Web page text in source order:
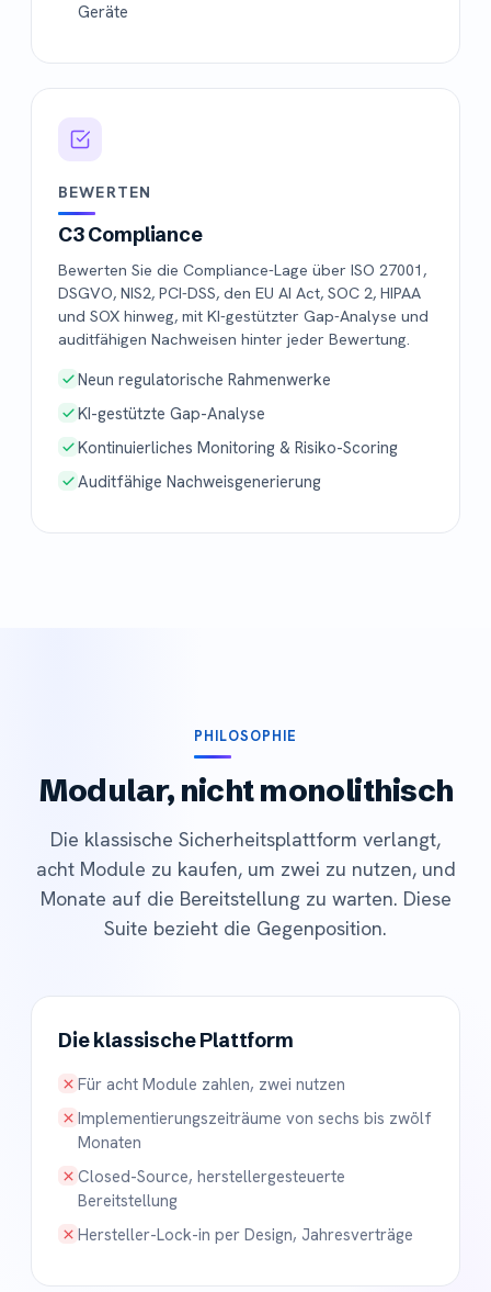
Geräte
BEWERTEN
C3 Compliance
Bewerten Sie die Compliance-Lage über ISO 27001,
DSGVO, NIS2, PCI-DSS, den EU AI Act, SOC 2, HIPAA
und SOX hinweg, mit KI-gestützter Gap-Analyse und
auditfähigen Nachweisen hinter jeder Bewertung.
Neun regulatorische Rahmenwerke
KI-gestützte Gap-Analyse
Kontinuierliches Monitoring & Risiko-Scoring
Auditfähige Nachweisgenerierung
PHILOSOPHIE
Modular, nicht monolithisch
Die klassische Sicherheitsplattform verlangt,
acht Module zu kaufen, um zwei zu nutzen, und
Monate auf die Bereitstellung zu warten. Diese
Suite bezieht die Gegenposition.
Die klassische Plattform
Für acht Module zahlen, zwei nutzen
Implementierungszeiträume von sechs bis zwölf
Monaten
Closed-Source, herstellergesteuerte
Bereitstellung
Hersteller-Lock-in per Design, Jahresverträge